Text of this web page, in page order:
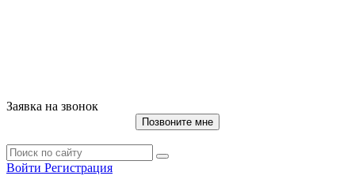
Заявка на звонок
Позвоните мне
Войти Регистрация